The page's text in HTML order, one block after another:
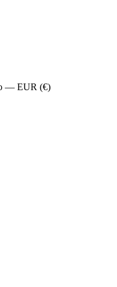
— EUR (€)